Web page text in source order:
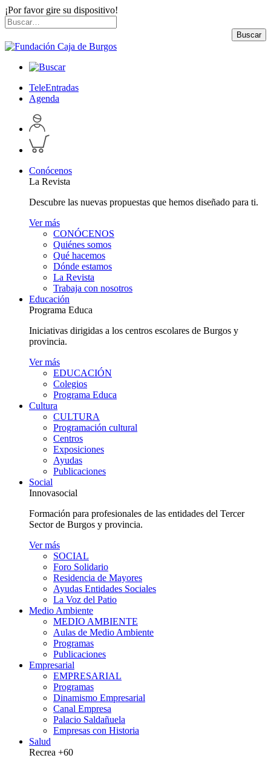
¡Por favor gire su dispositivo!
Skip
to
content
Buscar
por:
Buscar
TeleEntradas
Agenda
Acceder
a
perfil
personal
Inspeccionar
carrito
Conócenos
La Revista
Descubre las nuevas propuestas que hemos diseñado para ti.
Ver más
CONÓCENOS
Quiénes somos
Qué hacemos
Dónde estamos
La Revista
Trabaja con nosotros
Educación
Programa Educa
Iniciativas dirigidas a los centros escolares de Burgos y
provincia.
Ver más
EDUCACIÓN
Colegios
Programa Educa
Cultura
CULTURA
Programación cultural
Centros
Exposiciones
Ayudas
Publicaciones
Social
Innovasocial
Formación para profesionales de las entidades del Tercer
Sector de Burgos y provincia.
Ver más
SOCIAL
Foro Solidario
Residencia de Mayores
Ayudas Entidades Sociales
La Voz del Patio
Medio Ambiente
MEDIO AMBIENTE
Aulas de Medio Ambiente
Programas
Publicaciones
Empresarial
EMPRESARIAL
Programas
Dinamismo Empresarial
Canal Empresa
Palacio Saldañuela
Empresas con Historia
Salud
Recrea +60